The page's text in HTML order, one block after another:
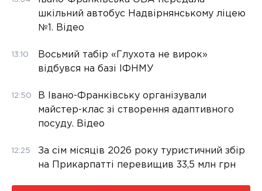
шкільний автобус Надвірнянському ліцею
№1. Відео
13:10
Восьмий табір «Глухота не вирок»
відбувся на базі ІФНМУ
12:50
В Івано-Франківську організували
майстер-клас зі створення адаптивного
посуду. Відео
12:25
За сім місяців 2026 року туристичний збір
на Прикарпатті перевищив 33,5 млн грн